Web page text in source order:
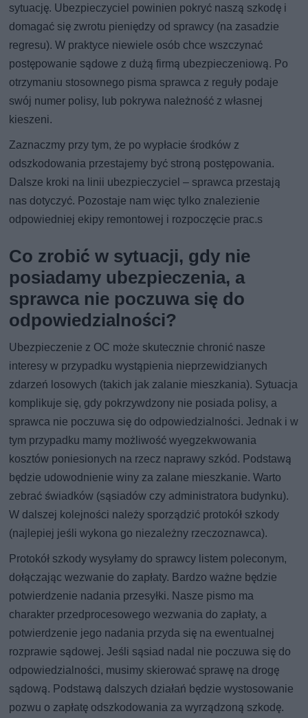
sytuację. Ubezpieczyciel powinien pokryć naszą szkodę i
domagać się zwrotu pieniędzy od sprawcy (na zasadzie
regresu). W praktyce niewiele osób chce wszczynać
postępowanie sądowe z dużą firmą ubezpieczeniową. Po
otrzymaniu stosownego pisma sprawca z reguły podaje
swój numer polisy, lub pokrywa należność z własnej
kieszeni.
Zaznaczmy przy tym, że po wypłacie środków z
odszkodowania przestajemy być stroną postępowania.
Dalsze kroki na linii ubezpieczyciel – sprawca przestają
nas dotyczyć. Pozostaje nam więc tylko znalezienie
odpowiedniej ekipy remontowej i rozpoczęcie prac.s
Co zrobić w sytuacji, gdy nie
posiadamy ubezpieczenia, a
sprawca nie poczuwa się do
odpowiedzialności?
Ubezpieczenie z OC może skutecznie chronić nasze
interesy w przypadku wystąpienia nieprzewidzianych
zdarzeń losowych (takich jak zalanie mieszkania). Sytuacja
komplikuje się, gdy pokrzywdzony nie posiada polisy, a
sprawca nie poczuwa się do odpowiedzialności. Jednak i w
tym przypadku mamy możliwość wyegzekwowania
kosztów poniesionych na rzecz naprawy szkód. Podstawą
będzie udowodnienie winy za zalane mieszkanie. Warto
zebrać świadków (sąsiadów czy administratora budynku).
W dalszej kolejności należy sporządzić protokół szkody
(najlepiej jeśli wykona go niezależny rzeczoznawca).
Protokół szkody wysyłamy do sprawcy listem poleconym,
dołączając wezwanie do zapłaty. Bardzo ważne będzie
potwierdzenie nadania przesyłki. Nasze pismo ma
charakter przedprocesowego wezwania do zapłaty, a
potwierdzenie jego nadania przyda się na ewentualnej
rozprawie sądowej. Jeśli sąsiad nadal nie poczuwa się do
odpowiedzialności, musimy skierować sprawę na drogę
sądową. Podstawą dalszych działań będzie wystosowanie
pozwu o zapłatę odszkodowania za wyrządzoną szkodę.